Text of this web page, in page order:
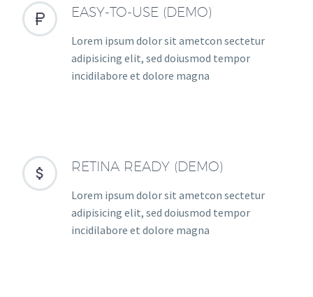

 EASY-TO-USE (DEMO)
Lorem ipsum dolor sit ametcon sectetur
adipisicing elit, sed doiusmod tempor
incidilabore et dolore magna

 RETINA READY (DEMO)
Lorem ipsum dolor sit ametcon sectetur
adipisicing elit, sed doiusmod tempor
incidilabore et dolore magna